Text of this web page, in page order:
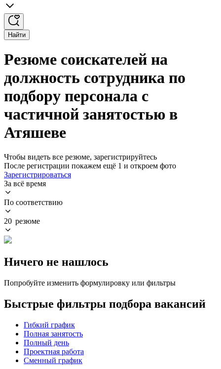
Найти
Резюме соискателей на
должность сотрудника по
подбору персонала с
частичной занятостью в
Атяшеве
Чтобы видеть все резюме, зарегистрируйтесь
После регистрации покажем ещё 1 и откроем фото
Зарегистрироваться
За всё время
По соответствию
20 резюме
Ничего не нашлось
Попробуйте изменить формулировку или фильтры
Быстрые фильтры подбора вакансий
Гибкий график
Полная занятость
Полный день
Проектная работа
Сменный график